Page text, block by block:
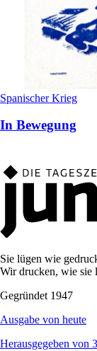
Spanischer Krieg
In Bewegung
Sie lügen wie
Wir drucken, wie sie
Gegründet 1947
Ausgabe von heute
Herausgegeben von